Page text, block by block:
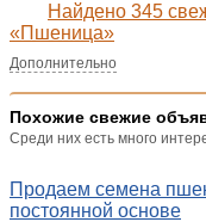
Найдено 345
«Пшеница»
Дополнительно
Похожие свежие
Среди них есть много
Продаем семена
постоянной основе